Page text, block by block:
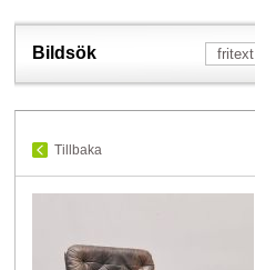
Bildsök
Tillbaka